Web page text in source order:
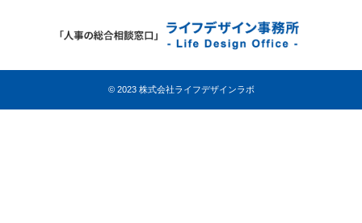
© 2023 株式会社ライフデザインラボ